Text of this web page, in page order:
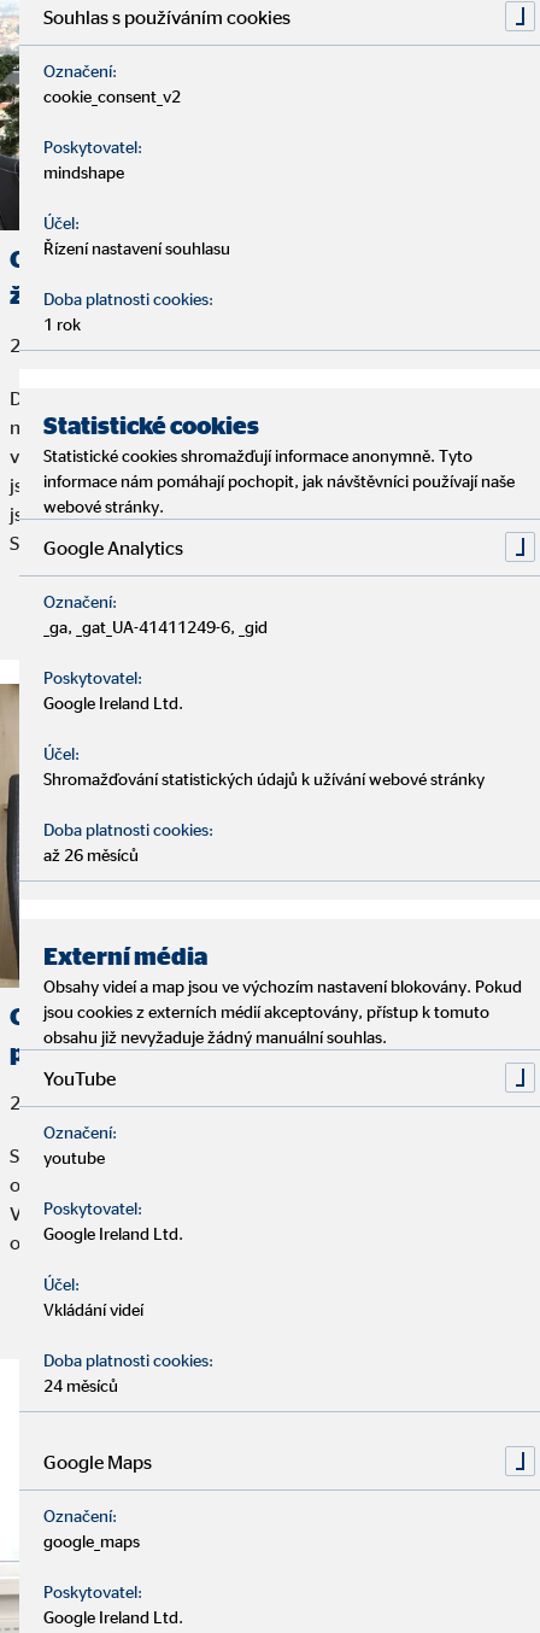
Oblastní ředitelka Lucie Smolová: Jsem hrdá,
že jsem překonala překážky
29. června 2026
Do OVB vstoupila ve 21 letech ve druhém ročníku VŠE, nikdy
nepůsobila v žádné jiné firmě na plný úvazek. „Začít podnikat
v takto mladém věku vnímám jako velkou výhodu, protože
jsem využila čas při škole na budování sebe a své kariéry, a tím
jsem získala do života náskok,“ říká oblastní ředitelka Lucie
Smolová, kterou jsme navštívili v Praze.
Přečtěte si článek:
Oblastní ředitel Jiří Spurný: OVB mě
posouvalo, motivovalo a učilo
29. června 2026
Spolupráci s OVB začal ještě na střední škole. Původně byl
osloven jako klient, ale nakonec se z něj stal finanční poradce.
Vypravili jsme se do Brna, abychom si poslechli kariérní příběh
oblastního ředitele Jiřího Spurného.
Souhlas s používáním cookies
Označení:
cookie_consent_v2
Poskytovatel:
mindshape
Účel:
Řízení nastavení souhlasu
Doba platnosti cookies:
1 rok
Statistické cookies
Statistické cookies shromažďují informace anonymně. Tyto
informace nám pomáhají pochopit, jak návštěvníci používají naše
webové stránky.
Google Analytics
Označení:
_ga, _gat_UA-41411249-6, _gid
Poskytovatel:
Google Ireland Ltd.
Účel:
Shromažďování statistických údajů k užívání webové stránky
Doba platnosti cookies:
až 26 měsíců
Externí média
Obsahy videí a map jsou ve výchozím nastavení blokovány. Pokud
jsou cookies z externích médií akceptovány, přístup k tomuto
obsahu již nevyžaduje žádný manuální souhlas.
YouTube
Označení:
youtube
Poskytovatel:
Google Ireland Ltd.
Účel:
Vkládání videí
Doba platnosti cookies:
24 měsíců
Google Maps
Označení:
google_maps
Poskytovatel:
Google Ireland Ltd.